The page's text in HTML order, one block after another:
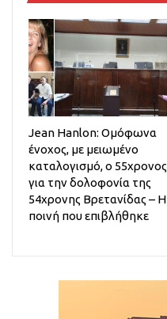
Jean Hanlon: Ομόφωνα
ένοχος, με μειωμένο
καταλογισμό, ο 55χρονος
για την δολοφονία της
54χρονης Βρετανίδας – Η
ποινή που επιβλήθηκε